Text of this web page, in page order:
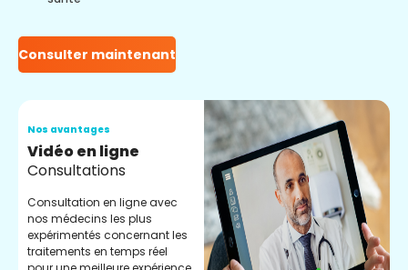
Consulter maintenant
Nos avantages
Vidéo en ligne
Consultations
Consultation en ligne avec
nos médecins les plus
expérimentés concernant les
traitements en temps réel